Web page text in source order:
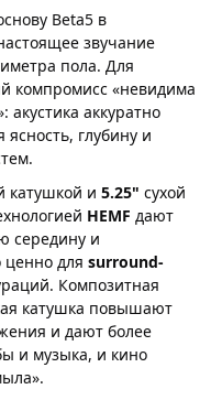
Beta5 в
звучание
пола. Для
компромисс «невидима
аккуратно
ясность, глубину и
катушкой и 5.25" сухой
HEMF дают
середину и
для surround-
Композитная
катушка повышают
и дают более
и музыка, и кино